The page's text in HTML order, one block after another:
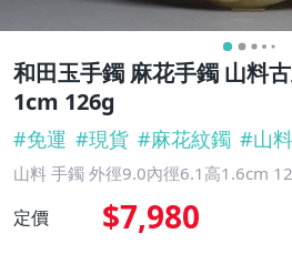
和田玉手鐲 麻花手鐲 山料
1cm 126g
#免運 #現貨 #麻花紋鐲 #山
山料 手鐲 外徑9.0內徑6.1高1.6cm
定價 $7,980